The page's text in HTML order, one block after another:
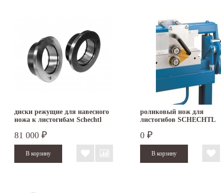
диски режущие для навесного
ножа к листогибам Schechtl
81 000 ₽
роликовый нож для
листогибов SCHECHTL
0 ₽